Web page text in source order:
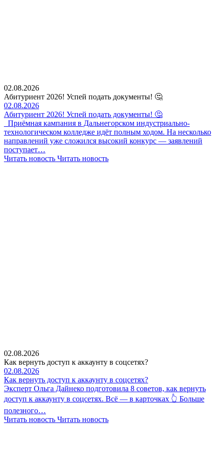
02.08.2026
Абитуриент 2026! Успей подать документы! 🤔
02.08.2026
Абитуриент 2026! Успей подать документы! 🤔
Приёмная кампания в Дальнегорском индустриально-
технологическом колледже идёт полным ходом. На несколько
направлений уже сложился высокий конкурс — заявлений
поступает…
Читать новость Читать новость
02.08.2026
Как вернуть доступ к аккаунту в соцсетях?
02.08.2026
Как вернуть доступ к аккаунту в соцсетях?
Эксперт Ольга Дайнеко подготовила 8 советов, как вернуть
доступ к аккаунту в соцсетях. Всё — в карточках 👆 Больше
полезного…
Читать новость Читать новость